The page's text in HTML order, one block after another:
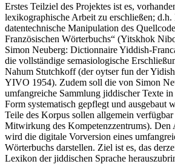
Erstes Teilziel des Projektes ist es,
lexikographische Arbeit zu erschließen; d.h.
datentechnische Manipulation des
Französischen Wörterbuchs“ (Yitskhok
Simon Neuberg: Dictionnaire Yiddish-
die vollständige semasiologische
Nahum Stutchkoff (der oytser fun der
YIVO 1954). Zudem soll die von Simon
umfangreiche Sammlung jiddischer Texte in
Form systematisch gepflegt und ausgebaut
Teile des Korpus sollen allgemein
Mitwirkung des Kompetenzzentrums). Den
wird die digitale Vorversion eines
Wörterbuchs darstellen. Ziel ist es, das
Lexikon der jiddischen Sprache